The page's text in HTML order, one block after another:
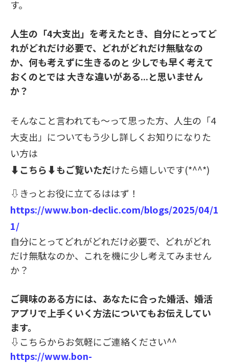
す。
人生の「4大支出」を考えたとき、自分にとってど
れがどれだけ必要で、どれがどれだけ無駄なの
か、何も考えずに生きるのと 少しでも早く考えて
おくのとでは 大きな違いがある...と思いません
か？
そんなこと言われても～って思った方、人生の「4
大支出」についてもう少し詳しくお知りになりた
い方は
⬇️こちら⬇️もご覧いただけたら嬉しいです(*^^*)
⇩ きっとお役に立てるははず！
https://www.bon-declic.com/blogs/2025/04/1
1/
自分にとってどれがどれだけ必要で、どれがどれ
だけ無駄なのか、これを機に少し考えてみません
か？
ご興味のある方には、あなたに合った婚活、婚活
アプリで上手くいく方法についてもお伝えしてい
ます。
⇩ こちらからお気軽にご連絡ください^^
https://www.bon-